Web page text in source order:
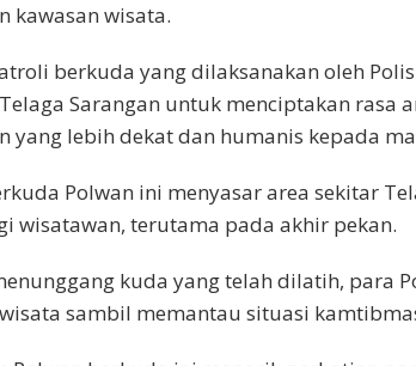
kawasan wisata.
berkuda yang dilaksanakan oleh
Sarangan untuk menciptakan rasa
yang lebih dekat dan humanis kepada
Polwan ini menyasar area sekitar
wisatawan, terutama pada akhir pekan.
kuda yang telah dilatih, para
sambil memantau situasi